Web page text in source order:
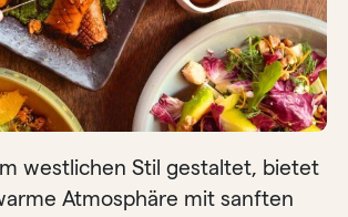
westlichen Stil gestaltet, bietet
Atmosphäre mit sanften